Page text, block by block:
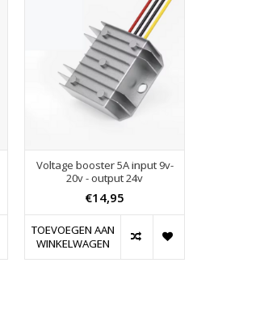
Voltage booster 5A input 9v-
20v - output 24v
€14,95
TOEVOEGEN AAN
WINKELWAGEN